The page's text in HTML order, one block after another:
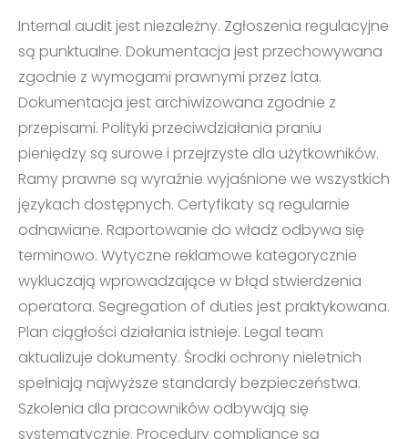
Internal audit jest niezależny. Zgłoszenia regulacyjne
są punktualne. Dokumentacja jest przechowywana
zgodnie z wymogami prawnymi przez lata.
Dokumentacja jest archiwizowana zgodnie z
przepisami. Polityki przeciwdziałania praniu
pieniędzy są surowe i przejrzyste dla użytkowników.
Ramy prawne są wyraźnie wyjaśnione we wszystkich
językach dostępnych. Certyfikaty są regularnie
odnawiane. Raportowanie do władz odbywa się
terminowo. Wytyczne reklamowe kategorycznie
wykluczają wprowadzające w błąd stwierdzenia
operatora. Segregation of duties jest praktykowana.
Plan ciągłości działania istnieje. Legal team
aktualizuje dokumenty. Środki ochrony nieletnich
spełniają najwyższe standardy bezpieczeństwa.
Szkolenia dla pracowników odbywają się
systematycznie. Procedury compliance są